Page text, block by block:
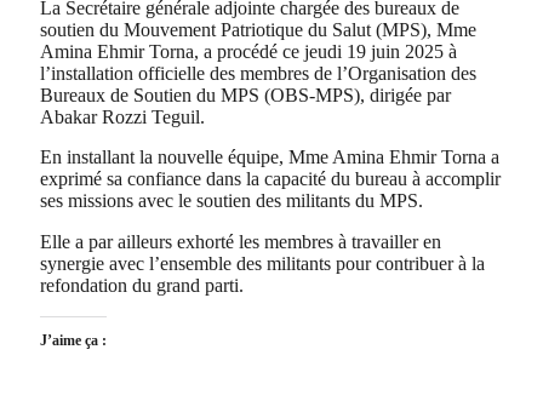
La Secrétaire générale adjointe chargée des bureaux de
soutien du Mouvement Patriotique du Salut (MPS), Mme
Amina Ehmir Torna, a procédé ce jeudi 19 juin 2025 à
l’installation officielle des membres de l’Organisation des
Bureaux de Soutien du MPS (OBS-MPS), dirigée par
Abakar Rozzi Teguil.
En installant la nouvelle équipe, Mme Amina Ehmir Torna a
exprimé sa confiance dans la capacité du bureau à accomplir
ses missions avec le soutien des militants du MPS.
Elle a par ailleurs exhorté les membres à travailler en
synergie avec l’ensemble des militants pour contribuer à la
refondation du grand parti.
J’aime ça :